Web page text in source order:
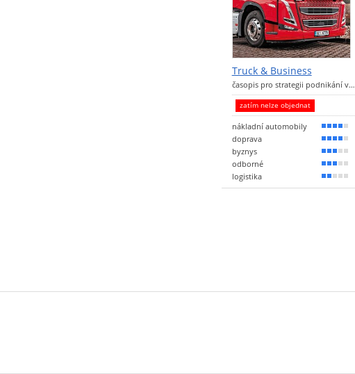
Truck & Business
časopis pro strategii podnikání v…
zatím nelze objednat
nákladní automobily
80 %
doprava
80 %
byznys
60 %
odborné
50 %
logistika
30 %